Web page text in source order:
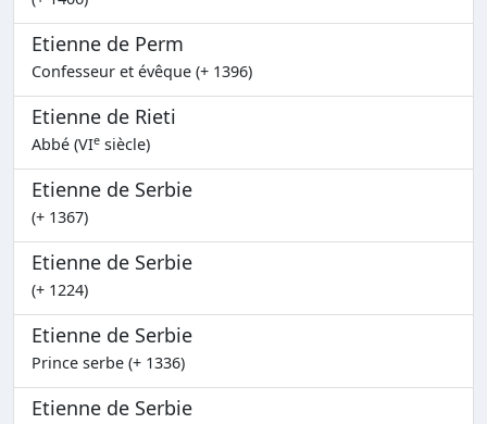
Etienne de Perm
Confesseur et évêque (+ 1396)
Etienne de Rieti
Abbé (VIe siècle)
Etienne de Serbie
(+ 1367)
Etienne de Serbie
(+ 1224)
Etienne de Serbie
Prince serbe (+ 1336)
Etienne de Serbie